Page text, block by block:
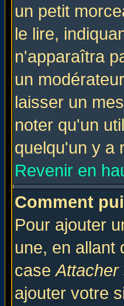
un petit
le lire,
n'apparaîtra
un
laisser un
noter qu'un
quelqu'un y a
Revenir en
Comment
Pour ajouter
une, en allant
caseAttacher
ajouter votre